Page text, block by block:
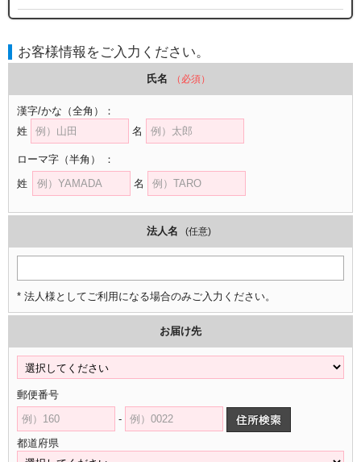
お客様情報をご入力ください。
氏名 （必須）
漢字/かな （全角）
：
姓
名
ローマ字 （半角）
：
姓
名
法人名 (任意)
* 法人様としてご利用になる場合のみご入力ください。
お届け先
郵便番号
-
都道府県